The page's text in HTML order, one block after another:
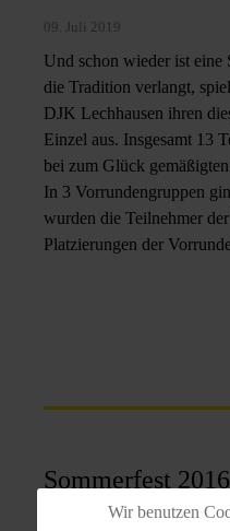
09. Juli 2019
Und schon wieder ist
die Tradition verlangt,
DJK Lechhausen ihren
Einzel aus. Insgesamt 13
bei zum Glück
In 3 Vorrundengruppen
wurden die Teilnehmer
Platzierungen der
Sommerfest 2016
Wir benutzen